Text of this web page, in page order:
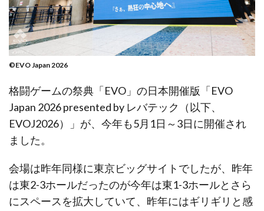
©EVO Japan 2026
格闘ゲームの祭典「EVO」の日本開催版「EVO
Japan 2026 presented by レバテック（以下、
EVOJ2026）」が、今年も5月1日～3日に開催され
ました。
会場は昨年同様に東京ビッグサイトでしたが、昨年
は東2-3ホールだったのが今年は東1-3ホールとさら
にスペースを拡大していて、昨年にはギリギリと感